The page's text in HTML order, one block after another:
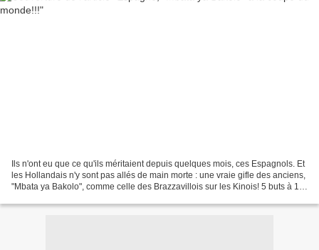
Ils n'ont eu que ce qu'ils méritaient depuis quelques mois, ces Espagnols. Et
les Hollandais n'y sont pas allés de main morte : une vraie gifle des anciens,
"Mbata ya Bakolo", comme celle des Brazzavillois sur les Kinois! 5 buts à 1,